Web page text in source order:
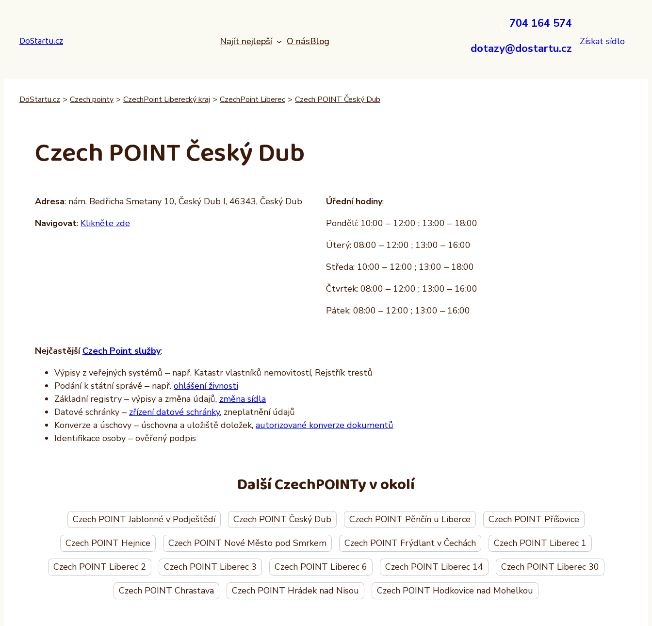
DoStartu.cz Najít nejlepší O násBlog
704 164 574
dotazy@dostartu.cz
Získat sídlo
DoStartu.cz > Czech pointy > CzechPoint Liberecký kraj > CzechPoint Liberec > Czech POINT Český Dub
Czech POINT Český Dub
Adresa: nám. Bedřicha Smetany 10, Český Dub I, 46343, Český Dub
Navigovat: Klikněte zde
Úřední hodiny:
Pondělí: 10:00 – 12:00 ; 13:00 – 18:00
Úterý: 08:00 – 12:00 ; 13:00 – 16:00
Středa: 10:00 – 12:00 ; 13:00 – 18:00
Čtvrtek: 08:00 – 12:00 ; 13:00 – 16:00
Pátek: 08:00 – 12:00 ; 13:00 – 16:00
NejčastějšíCzech Point služby:
Výpisy z veřejných systémů – např. Katastr vlastníků nemovitostí, Rejstřík trestů
Podání k státní správě – např. ohlášení živnosti
Základní registry – výpisy a změna údajů, změna sídla
Datové schránky – zřízení datové schránky, zneplatnění údajů
Konverze a úschovy – úschovna a uložiště doložek, autorizované konverze dokumentů
Identifikace osoby – ověřený podpis
Další CzechPOINTy v okolí
Czech POINT Jablonné v Podještědí Czech POINT Český Dub Czech POINT Pěnčín u Liberce Czech POINT Příšovice
Czech POINT Hejnice Czech POINT Nové Město pod Smrkem Czech POINT Frýdlant v Čechách Czech POINT Liberec 1
Czech POINT Liberec 2 Czech POINT Liberec 3 Czech POINT Liberec 6 Czech POINT Liberec 14 Czech POINT Liberec 30
Czech POINT Chrastava Czech POINT Hrádek nad Nisou Czech POINT Hodkovice nad Mohelkou